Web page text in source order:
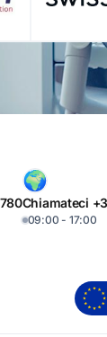
Chiamateci
09:00 - 17:00